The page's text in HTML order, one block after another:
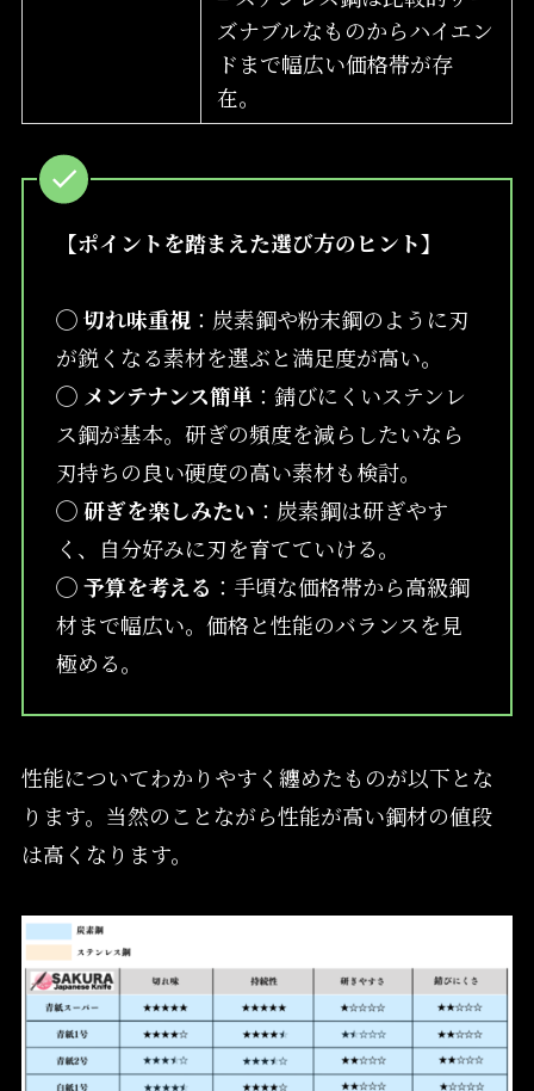
ズナブルなものからハイエン
ドまで幅広い価格帯が存
在。
【ポイントを踏まえた選び方のヒント】
◯切れ味重視：炭素鋼や粉末鋼のように刃
が鋭くなる素材を選ぶと満足度が高い。
◯ メンテナンス簡単：錆びにくいステンレ
ス鋼が基本。研ぎの頻度を減らしたいなら
刃持ちの良い硬度の高い素材も検討。
◯研ぎを楽しみたい ：炭素鋼は研ぎやす
く、自分好みに刃を育てていける。
◯予算を考える ：手頃な価格帯から高級鋼
材まで幅広い。価格と性能のバランスを見
極める。
性能についてわかりやすく纏めたものが以下とな
ります。当然のことながら性能が高い鋼材の値段
は高くなります。